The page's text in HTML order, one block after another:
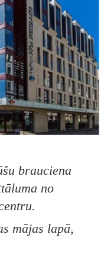
brauciena
no
mājas lapā,